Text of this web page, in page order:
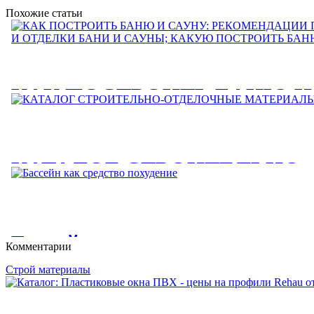
Похожие статьи
КАК ПОСТРОИТЬ БАНЮ И
И САУНЫ; КАКУЮ
КАК ПОСТРОИТЬ БАНЮ И САУНУ: РЕКОМЕНДАЦИИ ПО
ОТДЕЛКИ БАНИ И САУНЫ;...
КАТАЛОГ СТРОИТЕЛЬНО-
СТРОИТЕЛЬНО-ОТДЕЛОЧНЫЕ...
Бассейн как средство
Бассейн как средство похудение. Чем полезно плавание? как
Комментарии
Строй материалы